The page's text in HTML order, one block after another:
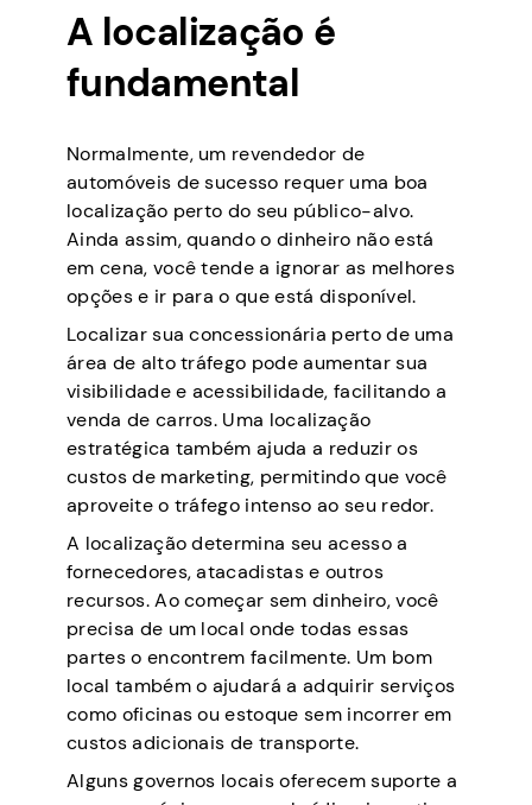
A localização é
fundamental
Normalmente, um revendedor de
automóveis de sucesso requer uma boa
localização perto do seu público-alvo.
Ainda assim, quando o dinheiro não está
em cena, você tende a ignorar as melhores
opções e ir para o que está disponível.
Localizar sua concessionária perto de uma
área de alto tráfego pode aumentar sua
visibilidade e acessibilidade, facilitando a
venda de carros. Uma localização
estratégica também ajuda a reduzir os
custos de marketing, permitindo que você
aproveite o tráfego intenso ao seu redor.
A localização determina seu acesso a
fornecedores, atacadistas e outros
recursos. Ao começar sem dinheiro, você
precisa de um local onde todas essas
partes o encontrem facilmente. Um bom
local também o ajudará a adquirir serviços
como oficinas ou estoque sem incorrer em
custos adicionais de transporte.
Alguns governos locais oferecem suporte a